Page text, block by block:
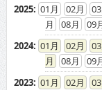
2025: 01 02 03
08
09
2024: 01 02 03
08
09
2023: 01 02 03